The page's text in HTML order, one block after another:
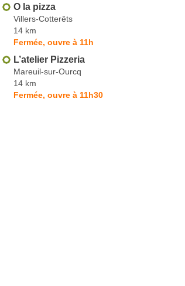
O la pizza
Villers-Cotterêts
14 km
Fermée, ouvre à 11h
L’atelier Pizzeria
Mareuil-sur-Ourcq
14 km
Fermée, ouvre à 11h30